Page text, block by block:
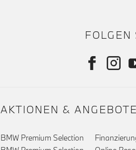
FOLGEN
AKTIONEN & ANGEBOTE
BMW Premium Selection